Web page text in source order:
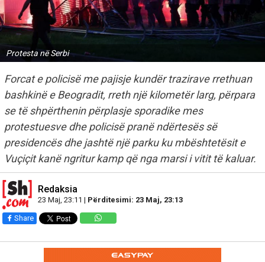
Protesta në Serbi
Forcat e policisë me pajisje kundër trazirave rrethuan
bashkinë e Beogradit, rreth një kilometër larg, përpara
se të shpërthenin përplasje sporadike mes
protestuesve dhe policisë pranë ndërtesës së
presidencës dhe jashtë një parku ku mbështetësit e
Vuçiçit kanë ngritur kamp që nga marsi i vitit të kaluar.
Redaksia
23 Maj, 23:11 | Përditesimi: 23 Maj, 23:13
Share